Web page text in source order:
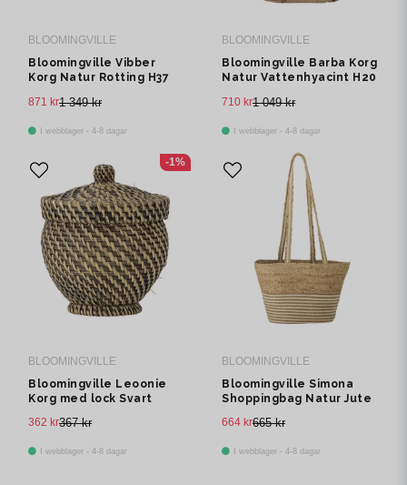
BLOOMINGVILLE
Bloomingville Vibber
Korg Natur Rotting H37
1 349 kr
871 kr
I webblager - 4-8 dagar
BLOOMINGVILLE
Bloomingville Barba Korg
Natur Vattenhyacint H20
1 049 kr
710 kr
I webblager - 4-8 dagar
BLOOMINGVILLE
Bloomingville Leoonie
Korg med lock Svart
367 kr
362 kr
I webblager - 4-8 dagar
-1%
BLOOMINGVILLE
Bloomingville Simona
Shoppingbag Natur Jute
665 kr
664 kr
I webblager - 4-8 dagar